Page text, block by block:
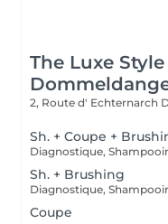
The Luxe Style
2, Route d' Echternarch
Sh. + Coupe +
Sh. + Brushing
Coupe